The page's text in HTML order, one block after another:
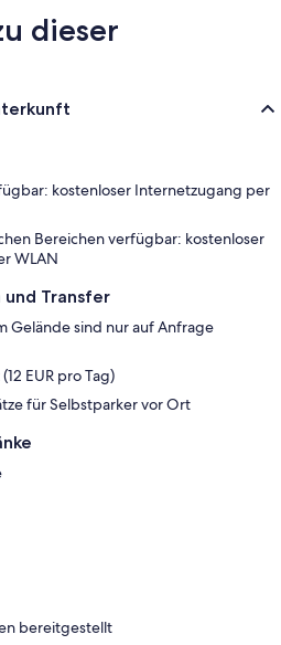
dieser
kostenloser Internetzugang per
Bereichen verfügbar: kostenloser
WLAN
und Transfer
Gelände sind nur auf Anfrage
EUR pro Tag)
für Selbstparker vor Ort
bereitgestellt